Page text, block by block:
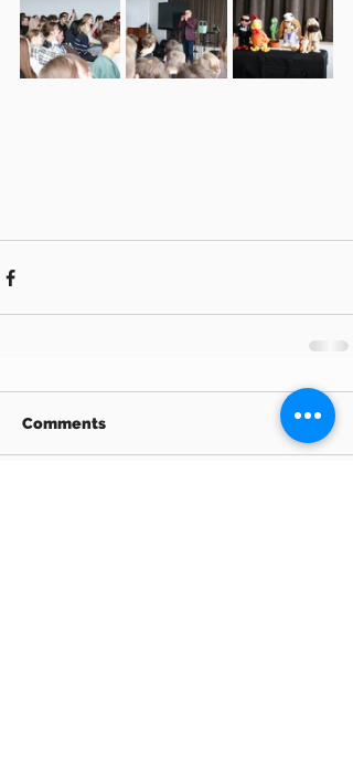
Comments